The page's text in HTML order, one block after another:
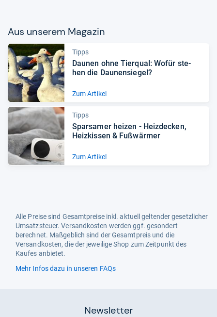
Aus unse­rem Maga­zin
Tipps
Dau­nen ohne Tier­qual: Wofür ste­
hen die Dau­nen­sie­gel?
Zum Artikel
Tipps
Spar­sa­mer hei­zen -​ Heiz­de­cken,
Heiz­kis­sen & Fuß­wär­mer
Zum Artikel
Alle Preise sind Gesamtpreise inkl. aktuell geltender gesetzlicher
Umsatzsteuer. Versandkosten werden ggf. gesondert
berechnet. Maßgeblich sind der Gesamtpreis und die
Versandkosten, die der jeweilige Shop zum Zeitpunkt des
Kaufes anbietet.
Mehr Infos dazu in unseren FAQs
Newsletter